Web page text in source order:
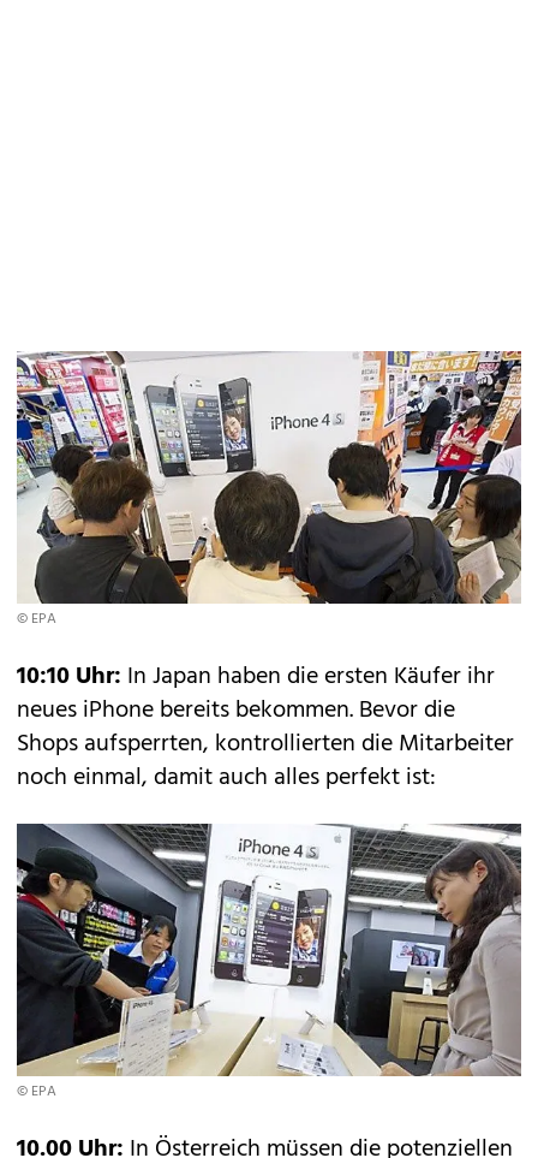
© EPA
10:10 Uhr: In Japan haben die ersten Käufer ihr
neues iPhone bereits bekommen. Bevor die
Shops aufsperrten, kontrollierten die Mitarbeiter
noch einmal, damit auch alles perfekt ist:
© EPA
10.00 Uhr: In Österreich müssen die potenziellen